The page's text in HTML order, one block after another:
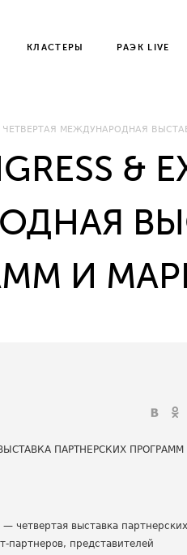
КЛАСТЕРЫ РАЭК LIVE
– ЧЕТВЕРТАЯ МЕЖДУНАРОДНАЯ
&
И
— четвертая выставка партнерских
партнеров, представителей